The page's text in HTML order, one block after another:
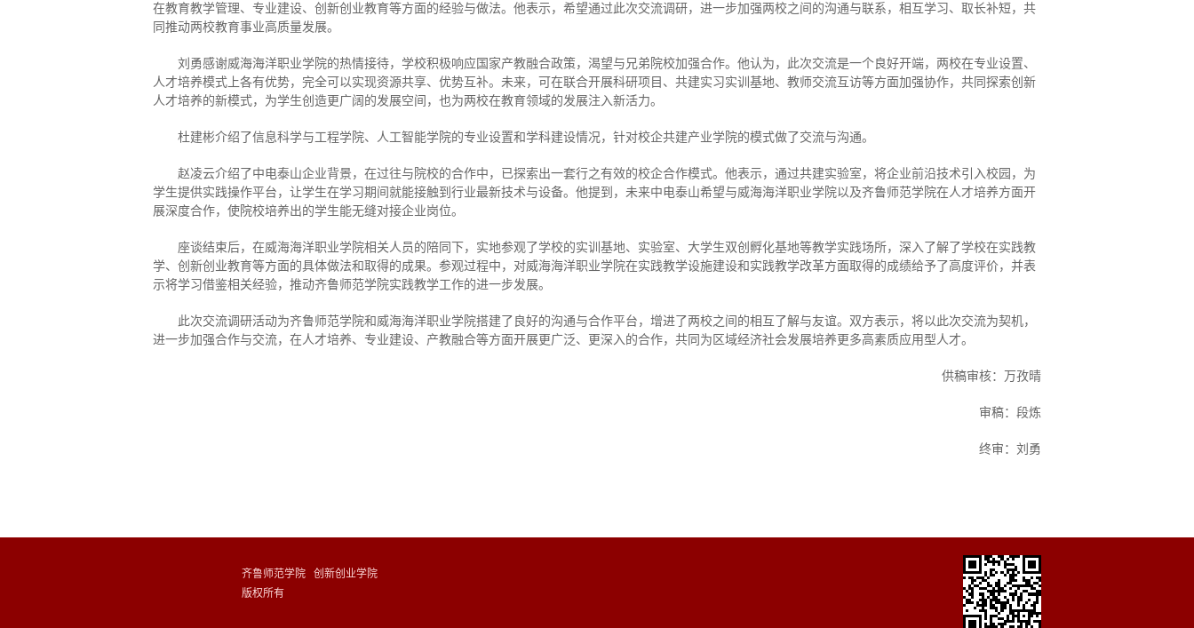
在教育教学管理、专业建设、创新创业教育等方面的经验与做法。他表示，希望通过此次交流调研，进一步加强两校之间的沟通与联系，相互学习、取长补短，共
同推动两校教育事业高质量发展。
刘勇感谢威海海洋职业学院的热情接待，学校积极响应国家产教融合政策，渴望与兄弟院校加强合作。他认为，此次交流是一个良好开端，两校在专业设置、
人才培养模式上各有优势，完全可以实现资源共享、优势互补。未来，可在联合开展科研项目、共建实习实训基地、教师交流互访等方面加强协作，共同探索创新
人才培养的新模式，为学生创造更广阔的发展空间，也为两校在教育领域的发展注入新活力。
杜建彬介绍了信息科学与工程学院、人工智能学院的专业设置和学科建设情况，针对校企共建产业学院的模式做了交流与沟通。
赵凌云介绍了中电泰山企业背景，在过往与院校的合作中，已探索出一套行之有效的校企合作模式。他表示，通过共建实验室，将企业前沿技术引入校园，为
学生提供实践操作平台，让学生在学习期间就能接触到行业最新技术与设备。他提到，未来中电泰山希望与威海海洋职业学院以及齐鲁师范学院在人才培养方面开
展深度合作，使院校培养出的学生能无缝对接企业岗位。
座谈结束后，在威海海洋职业学院相关人员的陪同下，实地参观了学校的实训基地、实验室、大学生双创孵化基地等教学实践场所，深入了解了学校在实践教
学、创新创业教育等方面的具体做法和取得的成果。参观过程中，对威海海洋职业学院在实践教学设施建设和实践教学改革方面取得的成绩给予了高度评价，并表
示将学习借鉴相关经验，推动齐鲁师范学院实践教学工作的进一步发展。
此次交流调研活动为齐鲁师范学院和威海海洋职业学院搭建了良好的沟通与合作平台，增进了两校之间的相互了解与友谊。双方表示，将以此次交流为契机，
进一步加强合作与交流，在人才培养、专业建设、产教融合等方面开展更广泛、更深入的合作，共同为区域经济社会发展培养更多高素质应用型人才。
供稿审核：万孜晴
审稿：段炼
终审：刘勇
齐鲁师范学院 创新创业学院
版权所有